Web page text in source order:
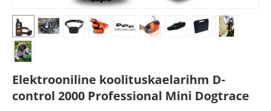
Elektrooniline koolituskaelarihm D-
control 2000 Professional Mini Dogtrace